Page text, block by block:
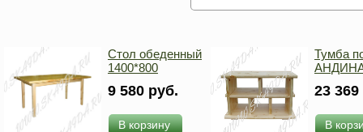
Стол обеденный
1400*800
9 580 руб.
В корзину
Тумба
23
В